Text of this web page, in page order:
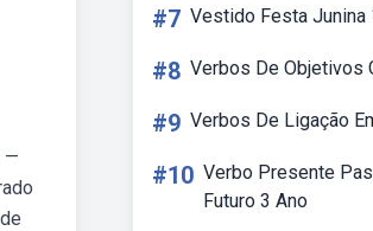
—
#7 Vestido Festa Junina
#8 Verbos De Objetivos
#9 Verbos De Ligação
#10 Verbo Presente
Futuro 3 Ano